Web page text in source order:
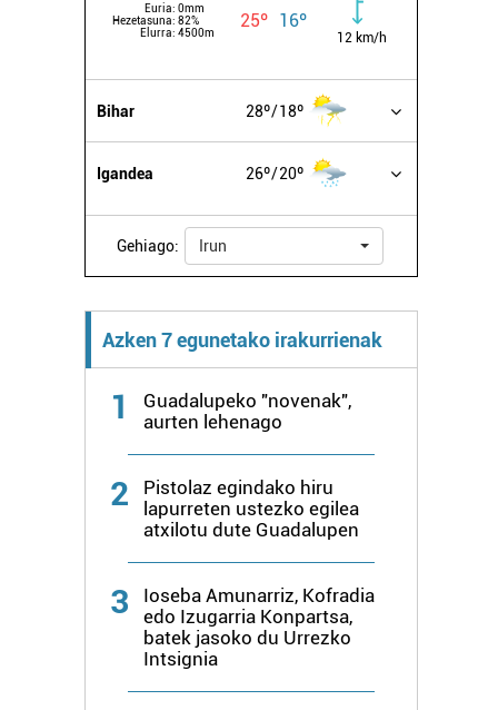
Euria: 0mm
Hezetasuna: 82%
Elurra: 4500m
25º 16º
12 km/h
Bihar 28º 18º
Igandea 26º 20º
Gehiago: Irun
Azken 7 egunetako irakurrienak
1
Guadalupeko "novenak",
aurten lehenago
2
Pistolaz egindako hiru
lapurreten ustezko egilea
atxilotu dute Guadalupen
3
Ioseba Amunarriz, Kofradia
edo Izugarria Konpartsa,
batek jasoko du Urrezko
Intsignia